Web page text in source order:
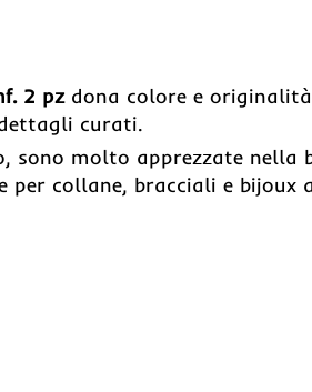
2 pzdona colore e
curati.
sono molto apprezzate nella
collane, bracciali e bijoux